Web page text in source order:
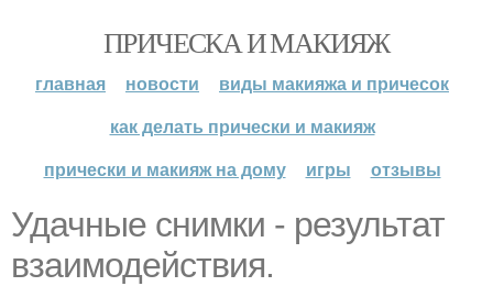
ПРИЧЕСКА И МАКИЯЖ
главная новости
виды макияжа и причесок
как делать прически и макияж
прически и макияж на дому
игры отзывы
Удачные снимки - результат
взаимодействия.